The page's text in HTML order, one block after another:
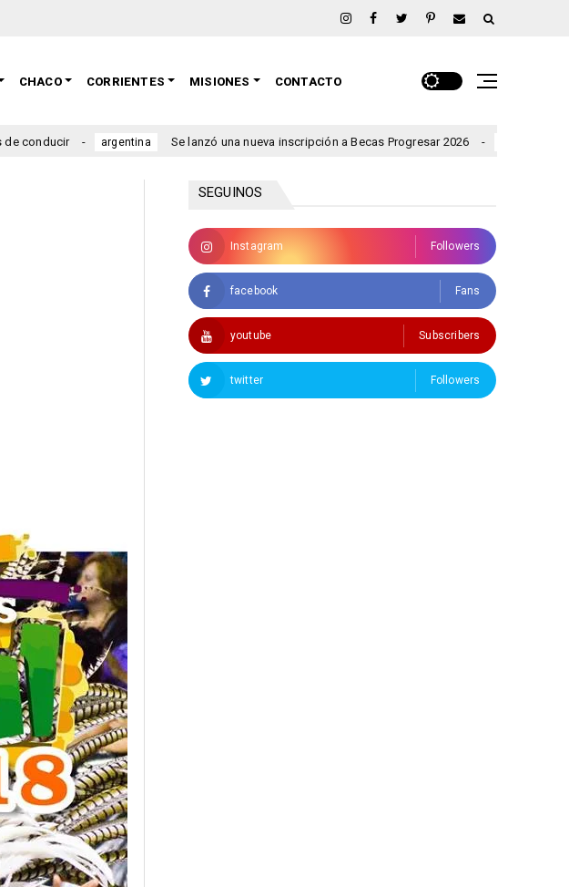
CHACO CORRIENTES MISIONES CONTACTO
argentina Se lanzó una nueva inscripción a Becas Progresar 2026 clima
SEGUINOS
Instagram Followers
facebook Fans
youtube Subscribers
twitter Followers